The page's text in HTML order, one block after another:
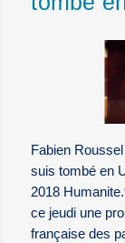
Fabien
suis tombé en
2018
ce jeudi une
française des